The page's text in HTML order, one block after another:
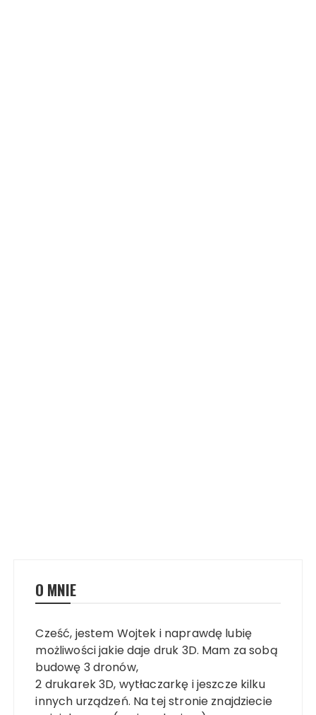
O MNIE
Cześć, jestem Wojtek i naprawdę lubię
możliwości jakie daje druk 3D. Mam za sobą
budowę 3 dronów,
2 drukarek 3D, wytłaczarkę i jeszcze kilku
innych urządzeń. Na tej stronie znajdziecie